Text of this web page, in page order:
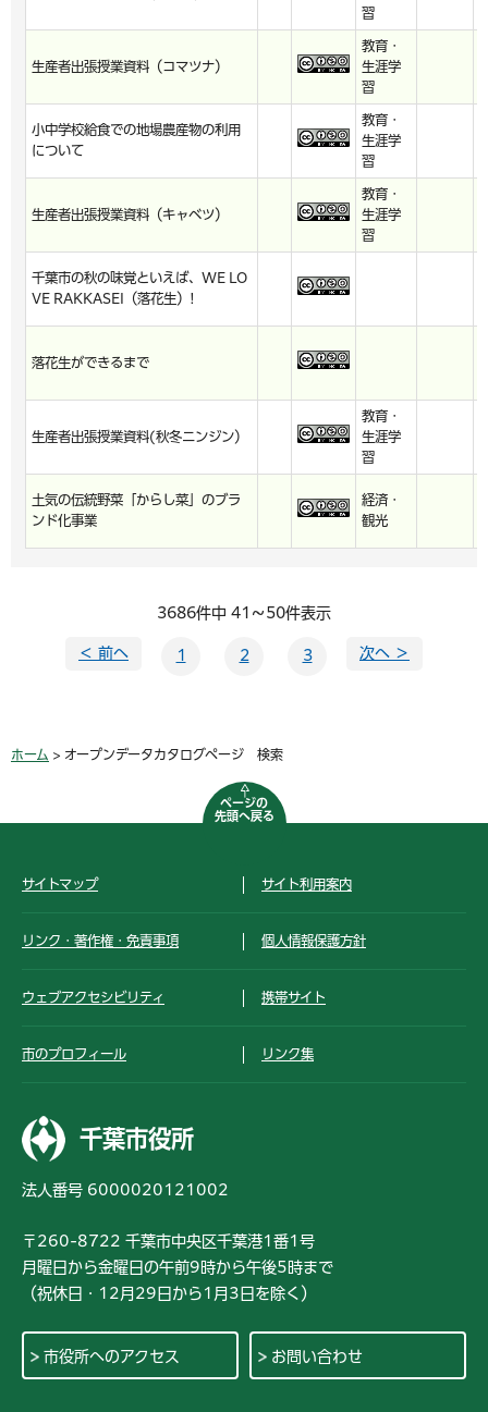
習
生産者出張授業資料（コマツナ）
教育・
生涯学
習
小中学校給食での地場農産物の利用
について
教育・
生涯学
習
生産者出張授業資料（キャベツ）
教育・
生涯学
習
千葉市の秋の味覚といえば、WE LO
VE RAKKASEI（落花生）!
落花生ができるまで
生産者出張授業資料(秋冬ニンジン）
教育・
生涯学
習
土気の伝統野菜「からし菜」のブラ
ンド化事業
経済・
観光
3686件中 41～50件表示
＜ 前へ 1 2 3 次へ ＞
ホーム > オープンデータカタログページ 検索
ページの
先頭へ戻る
サイトマップ サイト利用案内
リンク・著作権・免責事項 個人情報保護方針
ウェブアクセシビリティ 携帯サイト
市のプロフィール リンク集
千葉市役所
法人番号 6000020121002
〒260-8722 千葉市中央区千葉港1番1号
月曜日から金曜日の午前9時から午後5時まで
（祝休日・12月29日から1月3日を除く）
市役所へのアクセス お問い合わせ